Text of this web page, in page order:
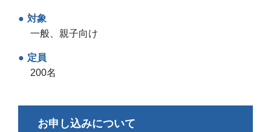
対象
一般、親子向け
定員
200名
お申し込みについて